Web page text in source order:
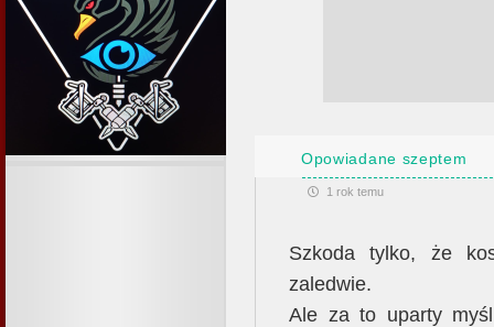
Opowiadane szeptem
1 rok temu
Szkoda tylko, że
zaledwie.
Ale za to uparty